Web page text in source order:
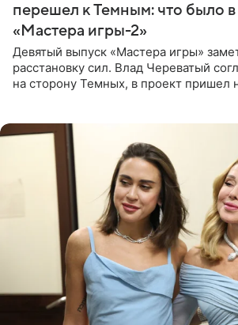
перешел к Темным: что было
«Мастера игры-2»
Девятый выпуск «Мастера игры»
расстановку сил. Влад Череватый
на сторону Темных, в проект пришел